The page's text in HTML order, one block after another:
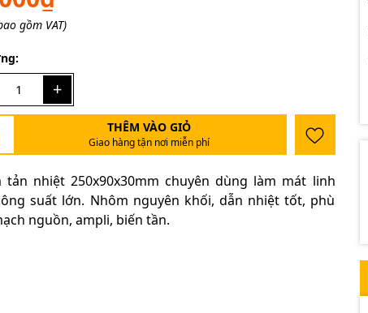
gồm VAT)
+
THÊM VÀO GIỎ
Giao hàng tận nơi miễn phí
tản nhiệt 250x90x30mm chuyên dùng làm mát linh
suất lớn. Nhôm nguyên khối, dẫn nhiệt tốt, phù
nguồn, ampli, biến tần.